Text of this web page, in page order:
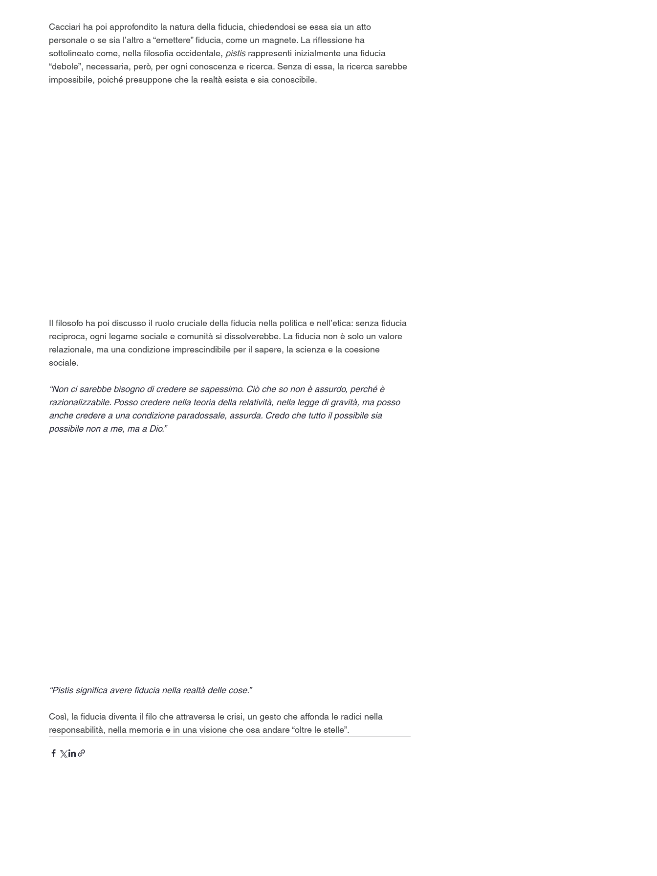
Cacciari ha poi approfondito la natura della fiducia, chiedendosi se essa sia un atto
personale o se sia l’altro a “emettere” fiducia, come un magnete. La riflessione ha
sottolineato come, nella filosofia occidentale, pistis rappresenti inizialmente una fiducia
“debole”, necessaria, però, per ogni conoscenza e ricerca. Senza di essa, la ricerca sarebbe
impossibile, poiché presuppone che la realtà esista e sia conoscibile.
Il filosofo ha poi discusso il ruolo cruciale della fiducia nella politica e nell’etica: senza fiducia
reciproca, ogni legame sociale e comunità si dissolverebbe. La fiducia non è solo un valore
relazionale, ma una condizione imprescindibile per il sapere, la scienza e la coesione
sociale.
“Non ci sarebbe bisogno di credere se sapessimo. Ciò che so non è assurdo, perché è
razionalizzabile. Posso credere nella teoria della relatività, nella legge di gravità, ma posso
anche credere a una condizione paradossale, assurda. Credo che tutto il possibile sia
possibile non a me, ma a Dio.”
“Pistis significa avere fiducia nella realtà delle cose.”
Così, la fiducia diventa il filo che attraversa le crisi, un gesto che affonda le radici nella
responsabilità, nella memoria e in una visione che osa andare “oltre le stelle”.